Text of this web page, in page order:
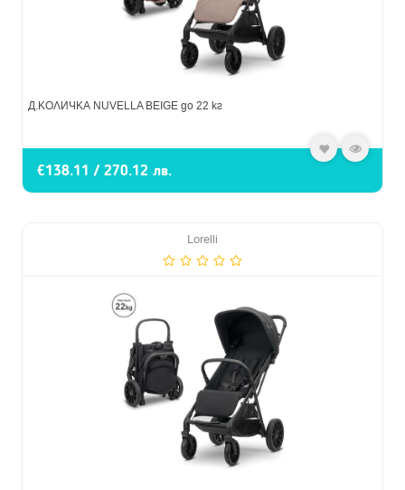
Д.КОЛИЧКА NUVELLA BEIGE до 22 кг
€138.11 / 270.12 лв.
Lorelli